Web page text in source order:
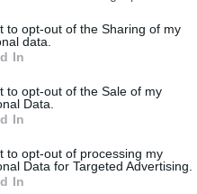
to opt-out of the Sharing of my
data.
In
to opt-out of the Sale of my
Data.
In
to opt-out of processing my
Data for Targeted Advertising.
In